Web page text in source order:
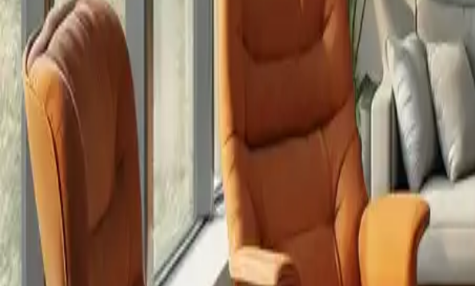
L'évolution des fauteuils et des canapés